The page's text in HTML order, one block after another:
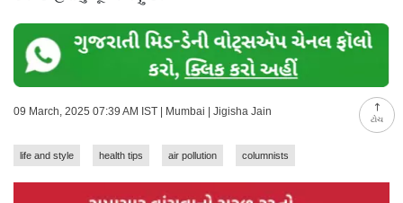
ટોચ
09 March, 2025 07:39 AM IST | Mumbai | Jigisha Jain
life and style health tips air pollution columnists